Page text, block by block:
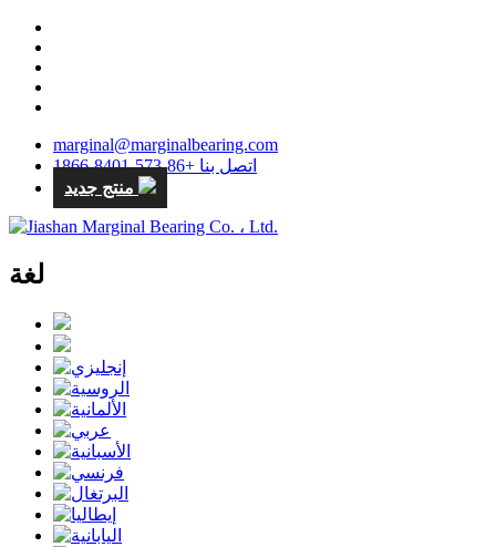
marginal@marginalbearing.com
اتصل بنا +86-573-8401-1866
لغة